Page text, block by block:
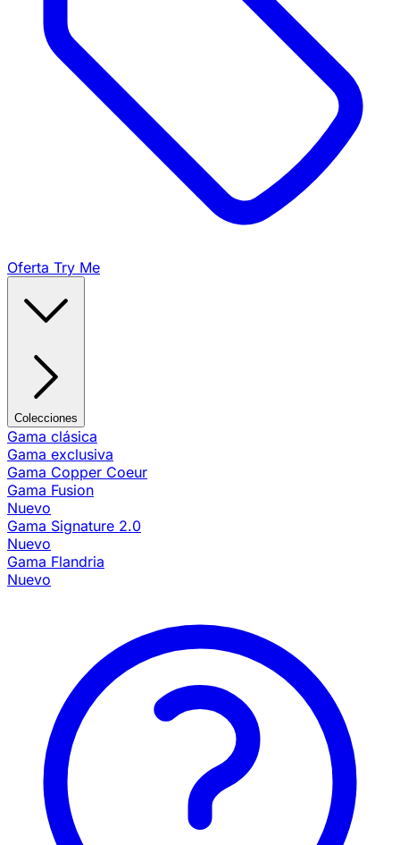
Oferta Try Me
Colecciones
Gama clásica
Gama exclusiva
Gama Copper Coeur
Gama Fusion
Nuevo
Gama Signature 2.0
Nuevo
Gama Flandria
Nuevo